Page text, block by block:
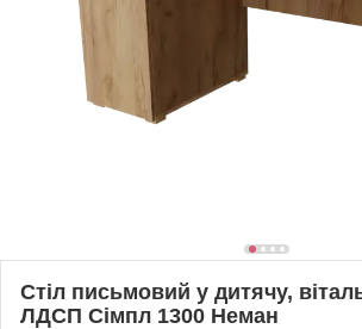
Стіл письмовий у дитячу,
ЛДСП Сімпл 1300 Неман